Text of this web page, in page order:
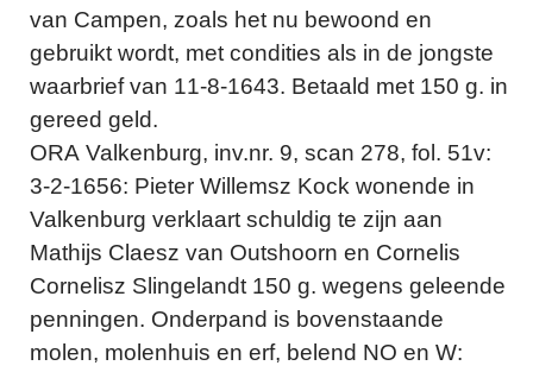
van Campen, zoals het nu bewoond en
gebruikt wordt, met condities als in de jongste
waarbrief van 11-8-1643. Betaald met 150 g. in
gereed geld.
ORA Valkenburg, inv.nr. 9, scan 278, fol. 51v:
3-2-1656: Pieter Willemsz Kock wonende in
Valkenburg verklaart schuldig te zijn aan
Mathijs Claesz van Outshoorn en Cornelis
Cornelisz Slingelandt 150 g. wegens geleende
penningen. Onderpand is bovenstaande
molen, molenhuis en erf, belend NO en W: